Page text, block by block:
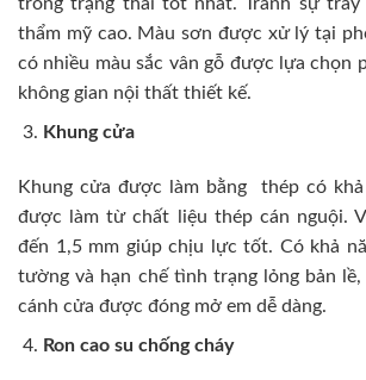
trong trạng thái tốt nhất. Tránh sự
thẩm mỹ cao. Màu sơn được xử lý tại
có nhiều màu sắc vân gỗ được lựa chọn
không gian nội thất thiết kế.
Khung cửa
Khung cửa được làm bằng thép có
được làm từ chất liệu thép cán nguội.
đến 1,5 mm giúp chịu lực tốt. Có khả
tường và hạn chế tình trạng lỏng bản lề,
cánh cửa được đóng mở em dễ dàng.
Ron cao su chống cháy